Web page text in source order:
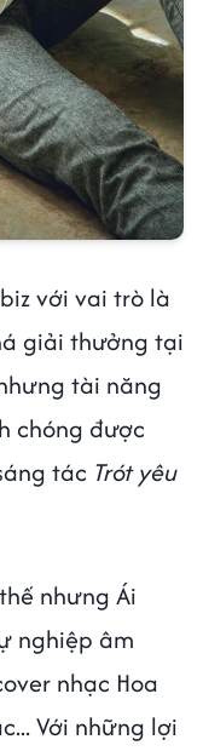
với vai trò là
giải thưởng tại
tài năng
chóng được
tác Trót yêu
nhưng Ái
nghiệp âm
nhạc Hoa
Với những lợi